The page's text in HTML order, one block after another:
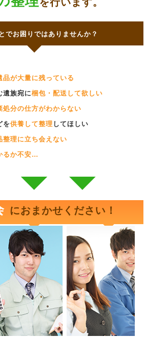
でお困りではありませんか？
品が大量に残っている
遺族宛に梱包・配送して欲しい
処分の仕方がわからない
を供養して整理 してほしい
整理に立ち会えない
るか不安…
におまかせください！